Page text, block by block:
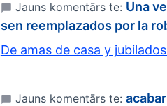
Jauns komentārs te: Una
sen reemplazados por la
De amas de casa y
Jauns komentārs te: